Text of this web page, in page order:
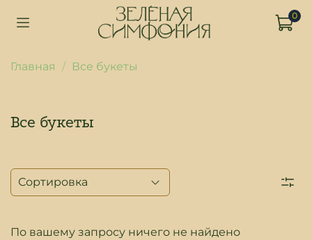
0
Главная Все букеты
Все букеты
По вашему запросу ничего не найдено